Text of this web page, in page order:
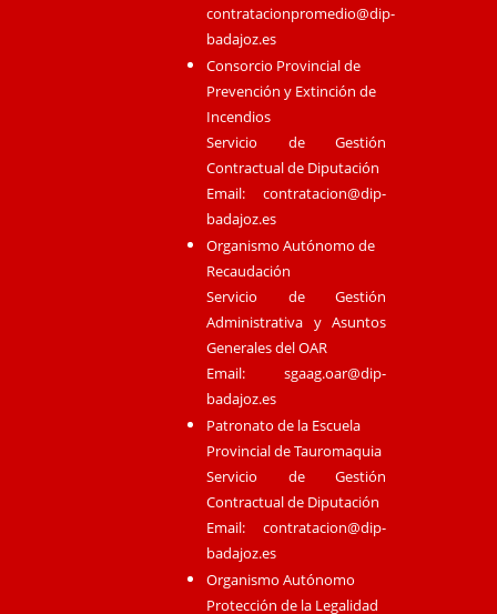
contratacionpromedio@dip-
badajoz.es
Consorcio Provincial de
Prevención y Extinción de
Incendios
Servicio de Gestión
Contractual de Diputación
Email:contratacion@dip-
badajoz.es
Organismo Autónomo de
Recaudación
Servicio de Gestión
Administrativa y Asuntos
Generales del OAR
Email:sgaag.oar@dip-
badajoz.es
Patronato de la Escuela
Provincial de Tauromaquia
Servicio de Gestión
Contractual de Diputación
Email:contratacion@dip-
badajoz.es
Organismo Autónomo
Protección de la Legalidad